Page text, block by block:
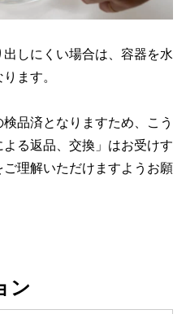
しにくい場合は、容器を水
ます。
品済となりますため、こう
る返品、交換」はお受けす
理解いただけますようお願
ン